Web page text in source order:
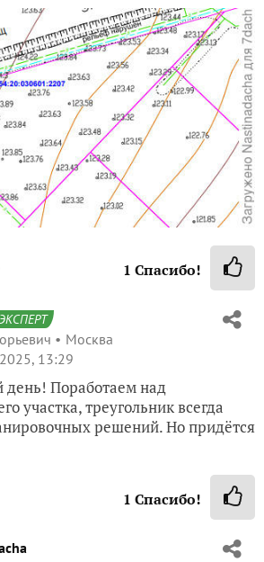
1 Спасибо!
Москва
2025, 13:29
день! Поработаем над
участка, треугольник всегда
решений. Но придётся
1 Спасибо!